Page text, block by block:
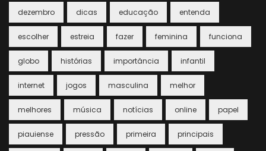
dezembro dicas educação entenda
escolher estreia fazer feminina funciona
globo histórias importância infantil
internet jogos masculina melhor
melhores música notícias online papel
piauiense pressão primeira principais